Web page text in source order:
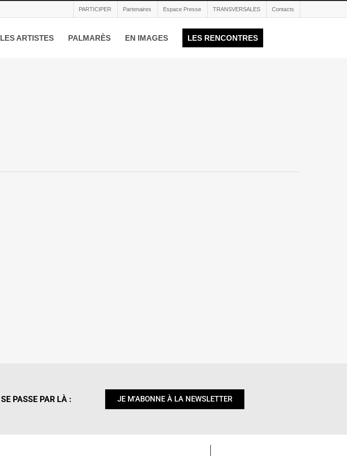
PARTICIPER Partenaires Espace Presse TRANSVERSALES Contacts
LES ARTISTES PALMARÈS EN IMAGES LES RENCONTRES
PASSE PAR LÀ : JE M'ABONNE À LA NEWSLETTER